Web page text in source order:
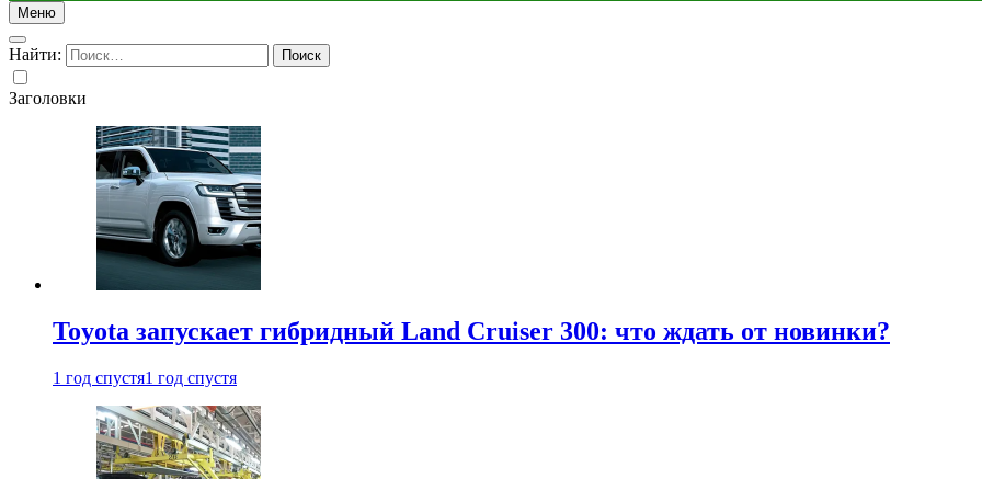
Меню
Найти:
Заголовки
Toyota запускает гибридный Land Cruiser 300: что ждать от новинки?
1 год спустя1 год спустя